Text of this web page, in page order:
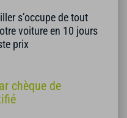
s’occupe de tout
voiture en 10 jours
prix
chèque de